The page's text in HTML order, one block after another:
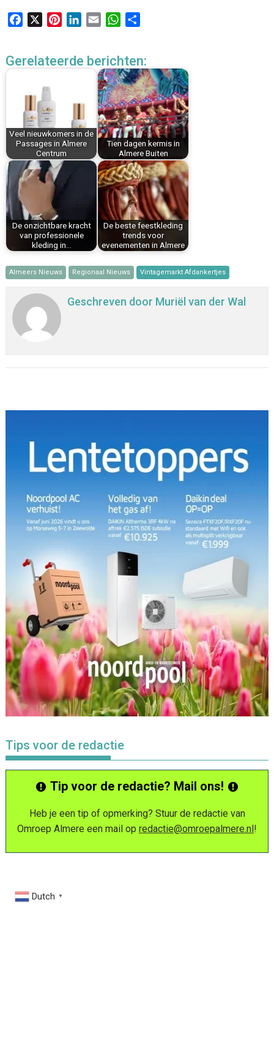
e
o
o
k
t
t
k
I
n
i
l
W
t
s
A
p
p
e
n
Gerelateerde berichten:
Veel nieuwkomers in de
Passages in Almere
Centrum
Tien dagen kermis in
Almere Buiten
De onzichtbare kracht
van professionele
kleding in…
De beste feestkleding
trends voor
evenementen in Almere
Almeers Nieuws Regionaal Nieuws Vintagemarkt Afdankertjes
Geschreven door Muriël van der Wal
Tips voor de redactie
Tip voor de redactie? Mail ons!
Heb je een tip of opmerking? Stuur de redactie van
Omroep Almere een mail op redactie@omroepalmere.nl!
Dutch ▼